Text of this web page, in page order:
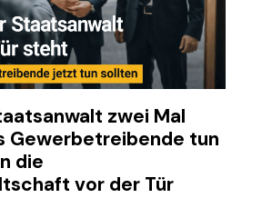
zwei Mal
Gewerbetreibende tun
die
vor der Tür